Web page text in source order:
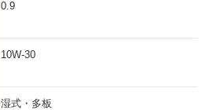
0.9
10W-30
湿式・多板